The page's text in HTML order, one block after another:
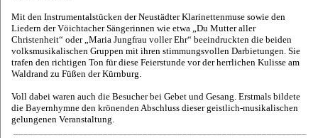
Mit den Instrumentalstücken der Neustädter Klarinettenmuse sowie den
Liedern der Vöichtacher Sängerinnen wie etwa „Du Mutter aller
Christenheit“ oder „Maria Jungfrau voller Ehr“ beeindruckten die beiden
volksmusikalischen Gruppen mit ihren stimmungsvollen Darbietungen. Sie
trafen den richtigen Ton für diese Feierstunde vor der herrlichen Kulisse am
Waldrand zu Füßen der Kürnburg.
Voll dabei waren auch die Besucher bei Gebet und Gesang. Erstmals bildete
die Bayernhymne den krönenden Abschluss dieser geistlich-musikalischen
gelungenen Veranstaltung.